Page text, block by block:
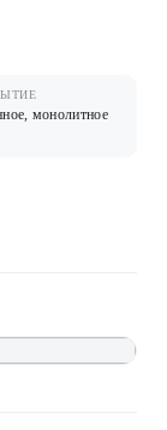
монолитное